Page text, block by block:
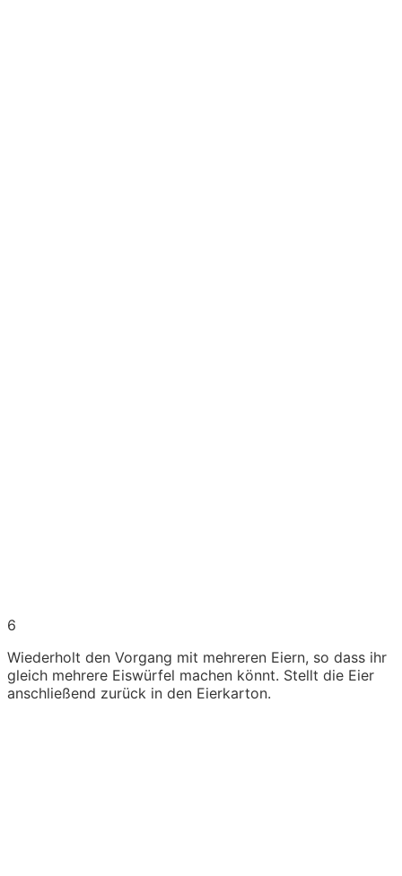
6
Wiederholt den Vorgang mit mehreren Eiern, so dass ihr
gleich mehrere Eiswürfel machen könnt. Stellt die Eier
anschließend zurück in den Eierkarton.